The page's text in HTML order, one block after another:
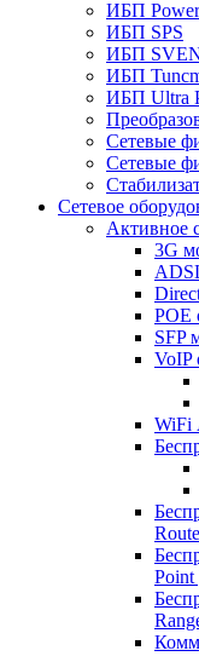
ИБП
ИБП SPS
ИБП
ИБП
ИБП Ultra
Сетевые
Сетевые
Сетевое
Активное
3G
POE
SFP
VoIP
WiFi
Point